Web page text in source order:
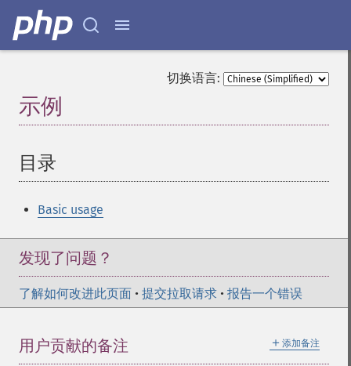
切换语言:
示例
目录
Basic usage
发现了问题？
了解如何改进此页面 • 提交拉取请求 • 报告一个错误
＋ 添加备注
用户贡献的备注